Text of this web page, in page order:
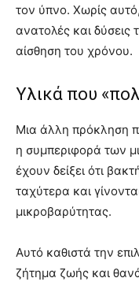
τον ύπνο. Χωρίς
ανατολές και
αίσθηση του χρόνου.
Υλικά που
Μια άλλη πρόκληση
η συμπεριφορά των
έχουν δείξει ότι
ταχύτερα και
μικροβαρύτητας.
Αυτό καθιστά την
ζήτημα ζωής και